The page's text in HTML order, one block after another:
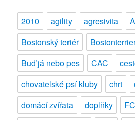
2010 agility agresivita
Bostonský teriér
Buď já nebo pes
CAC
chovatelské psí kluby
chrt
domácí zvířata
doplňky